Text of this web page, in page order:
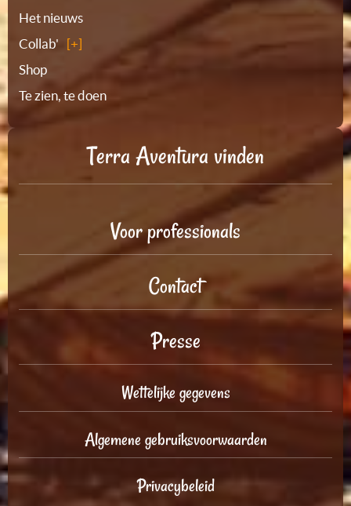
Het nieuws
Collab'
Shop
Te zien, te doen
Terra Aventura vinden
Voor professionals
Contact
Presse
Wettelijke gegevens
Algemene gebruiksvoorwaarden
Privacybeleid